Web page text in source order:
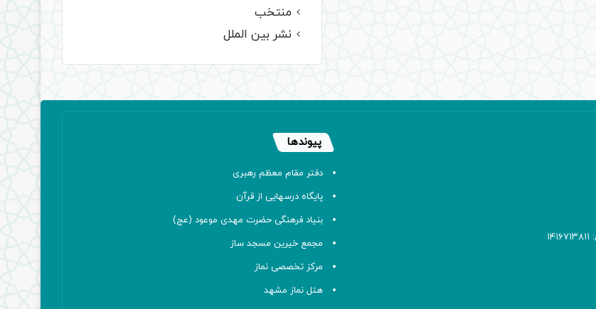
منتخب
نشر بین الملل
پیوندها
دفتر مقام معظم رهبری
پایگاه درسهایی از قرآن
بنیاد فرهنگی حضرت مهدی موعود (عج)
مجمع خیرین مسجد ساز
مرکز تخصصی نماز
هتل نماز مشهد